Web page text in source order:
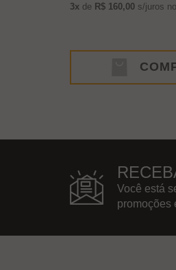
3x de R$ 160,00 s/juros
Você está
promoções